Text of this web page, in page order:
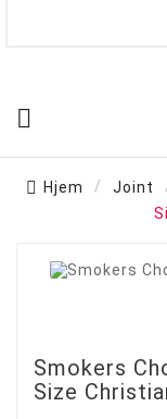

Hjem Joint
Smokers
Size